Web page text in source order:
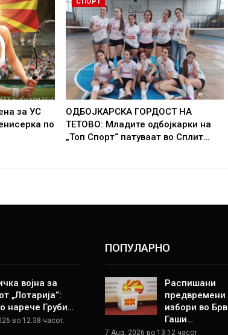
за УС
по
СПОРТ
ОДБОЈКАРСКА ГОРДОСТ НА
ТЕТОВО: Младите одбојкарки на
„Топ Спорт“ патуваат во Сплит…
војна за
„Лотарија“:
нарече Груби…
во 12:38 часот.
ПОПУЛАРНО
Распишани
предвремени
избори во
Гаши…
7 Aug, 2026 во 13:12 часот.